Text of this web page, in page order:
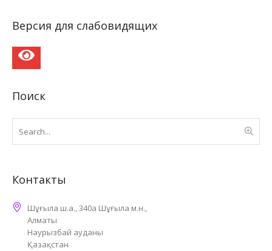
Версия для слабовидящих
Поиск
Контакты
Шұғыла ш.а., 340а Шұғыла м.н.,
Алматы
Наурызбай ауданы
Қазақстан